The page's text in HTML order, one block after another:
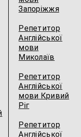
Запоріжжя
Репетитор
Англійської
мови
Миколаїв
Репетитор
Англійської
мови Кривий
Ріг
Репетитор
Англійської